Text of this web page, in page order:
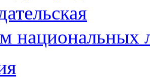
национальных